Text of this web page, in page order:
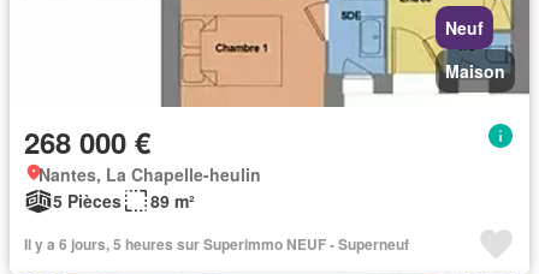
Neuf
Maison
268 000 €
Nantes, La Chapelle-heulin
5 Pièces
89 m²
Il y a 6 jours, 5 heures sur Superimmo NEUF - Superneuf